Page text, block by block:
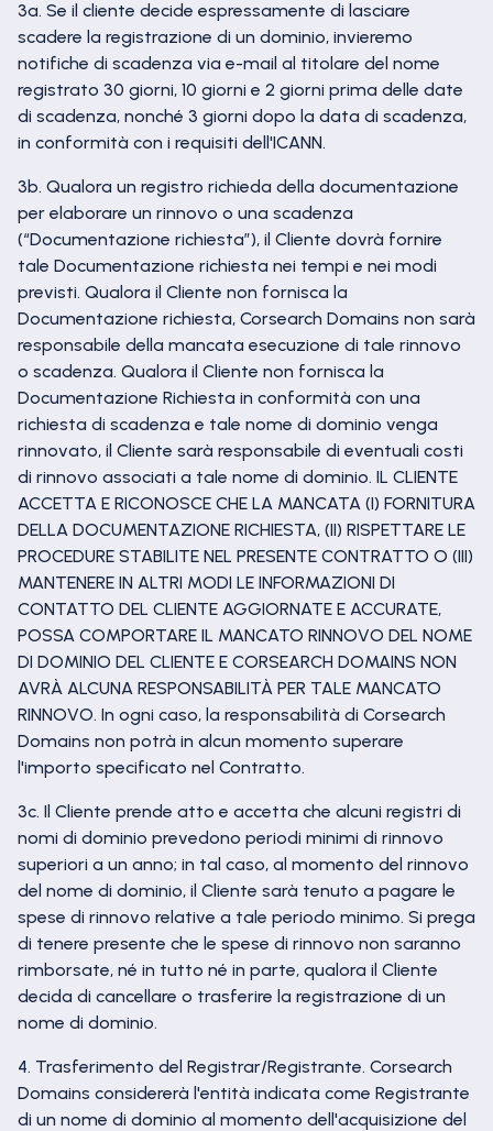
3a. Se il cliente decide espressamente di lasciare
scadere la registrazione di un dominio, invieremo
notifiche di scadenza via e-mail al titolare del nome
registrato 30 giorni, 10 giorni e 2 giorni prima delle date
di scadenza, nonché 3 giorni dopo la data di scadenza,
in conformità con i requisiti dell'ICANN.
3b. Qualora un registro richieda della documentazione
per elaborare un rinnovo o una scadenza
(“Documentazione richiesta”), il Cliente dovrà fornire
tale Documentazione richiesta nei tempi e nei modi
previsti. Qualora il Cliente non fornisca la
Documentazione richiesta, Corsearch Domains non sarà
responsabile della mancata esecuzione di tale rinnovo
o scadenza. Qualora il Cliente non fornisca la
Documentazione Richiesta in conformità con una
richiesta di scadenza e tale nome di dominio venga
rinnovato, il Cliente sarà responsabile di eventuali costi
di rinnovo associati a tale nome di dominio. IL CLIENTE
ACCETTA E RICONOSCE CHE LA MANCATA (I) FORNITURA
DELLA DOCUMENTAZIONE RICHIESTA, (II) RISPETTARE LE
PROCEDURE STABILITE NEL PRESENTE CONTRATTO O (III)
MANTENERE IN ALTRI MODI LE INFORMAZIONI DI
CONTATTO DEL CLIENTE AGGIORNATE E ACCURATE,
POSSA COMPORTARE IL MANCATO RINNOVO DEL NOME
DI DOMINIO DEL CLIENTE E CORSEARCH DOMAINS NON
AVRÀ ALCUNA RESPONSABILITÀ PER TALE MANCATO
RINNOVO. In ogni caso, la responsabilità di Corsearch
Domains non potrà in alcun momento superare
l'importo specificato nel Contratto.
3c. Il Cliente prende atto e accetta che alcuni registri di
nomi di dominio prevedono periodi minimi di rinnovo
superiori a un anno; in tal caso, al momento del rinnovo
del nome di dominio, il Cliente sarà tenuto a pagare le
spese di rinnovo relative a tale periodo minimo. Si prega
di tenere presente che le spese di rinnovo non saranno
rimborsate, né in tutto né in parte, qualora il Cliente
decida di cancellare o trasferire la registrazione di un
nome di dominio.
4. Trasferimento del Registrar/Registrante. Corsearch
Domains considererà l'entità indicata come Registrante
di un nome di dominio al momento dell'acquisizione del